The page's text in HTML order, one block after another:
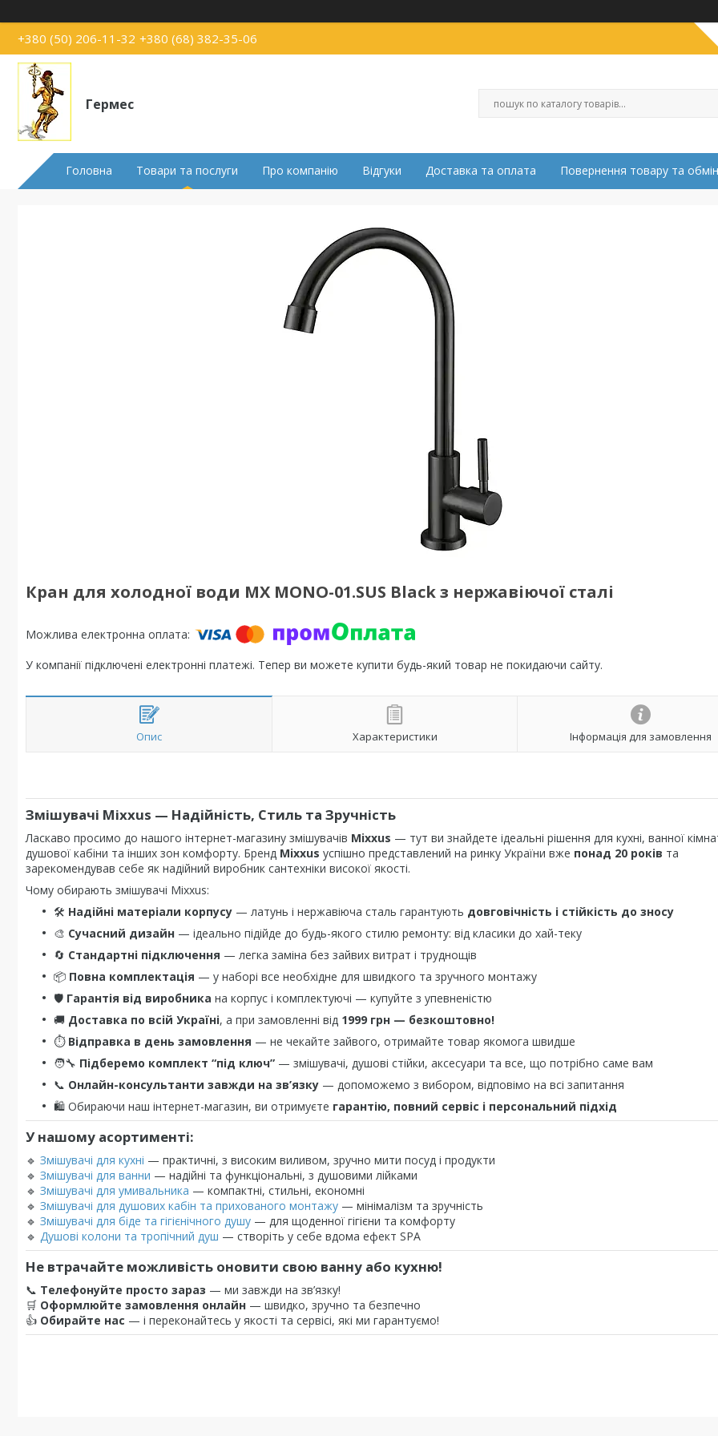
+380 (50) 206-11-32 +380 (68) 382-35-06
Гермес
Головна Товари та послуги Про компанію Відгуки Доставка та оплата Повернення товару та обмін
Кран для холодної води MX MONO-01.SUS Black з нержавіючої сталі
У компанії підключені електронні платежі. Тепер ви можете купити будь-який товар не покидаючи сайту.
Опис Характеристики Інформація для замовлення
Змішувачі Mixxus — Надійність, Стиль та Зручність
Ласкаво просимо до нашого інтернет-магазину змішувачів Mixxus — тут ви знайдете ідеальні рішення для кухні, ванної
душової кабіни та інших зон комфорту. Бренд Mixxus успішно представлений на ринку України вже понад 20 років та
зарекомендував себе як надійний виробник сантехніки високої якості.
Чому обирають змішувачі Mixxus:
🛠 Надійні матеріали корпусу — латунь і нержавіюча сталь гарантують довговічність і стійкість до зносу
🎨 Сучасний дизайн — ідеально підійде до будь-якого стилю ремонту: від класики до хай-теку
🔄 Стандартні підключення — легка заміна без зайвих витрат і труднощів
📦 Повна комплектація — у наборі все необхідне для швидкого та зручного монтажу
🛡️ Гарантія від виробника на корпус і комплектуючі — купуйте з упевненістю
🚚 Доставка по всій Україні, а при замовленні від 1999 грн — безкоштовно!
⏱️ Відправка в день замовлення — не чекайте зайвого, отримайте товар якомога швидше
🧑‍🔧 Підберемо комплект “під ключ” — змішувачі, душові стійки, аксесуари та все, що потрібно саме вам
📞 Онлайн-консультанти завжди на зв’язку — допоможемо з вибором, відповімо на всі запитання
🛍️ Обираючи наш інтернет-магазин, ви отримуєте гарантію, повний сервіс і персональний підхід
У нашому асортименті:
🔹 Змішувачі для кухні — практичні, з високим виливом, зручно мити посуд і продукти
🔹 Змішувачі для ванни — надійні та функціональні, з душовими лійками
🔹 Змішувачі для умивальника — компактні, стильні, економні
🔹 Змішувачі для душових кабін та прихованого монтажу — мінімалізм та зручність
🔹 Змішувачі для біде та гігієнічного душу — для щоденної гігієни та комфорту
🔹 Душові колони та тропічний душ — створіть у себе вдома ефект SPA
Не втрачайте можливість оновити свою ванну або кухню!
📞 Телефонуйте просто зараз — ми завжди на зв’язку!
🛒 Оформлюйте замовлення онлайн — швидко, зручно та безпечно
👍 Обирайте нас — і переконайтесь у якості та сервісі, які ми гарантуємо!